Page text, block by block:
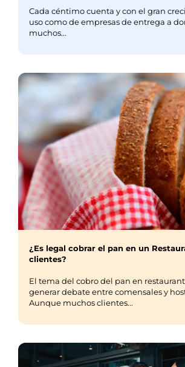
Cada céntimo cuenta y con el gran
uso como de empresas de entrega a
muchos...
¿Es legal cobrar el pan en un
clientes?
El tema del cobro del pan en
generar debate entre comensales y
Aunque muchos clientes...